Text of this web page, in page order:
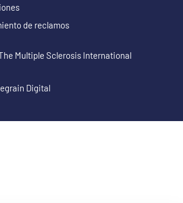
de reclamos
Multiple Sclerosis International
Digital